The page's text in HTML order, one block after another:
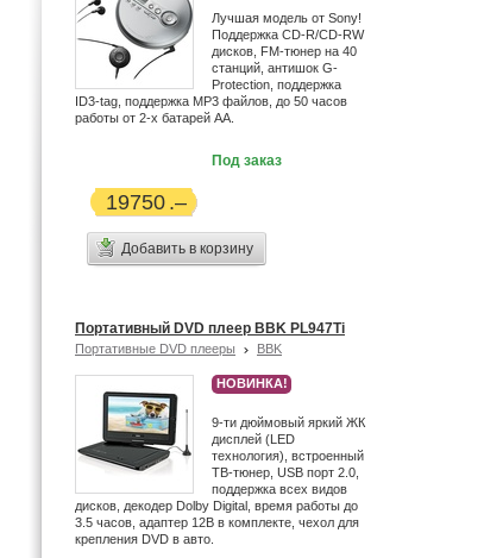
Лучшая модель от Sony!
Поддержка CD-R/CD-RW
дисков, FM-тюнер на 40
станций, антишок G-
Protection, поддержка
ID3-tag, поддержка MP3 файлов, до 50 часов
работы от 2-х батарей АА.
Под заказ
19750
Добавить в корзину
Портативный DVD плеер BBK PL947Ti
Портативные DVD плееры BBK
НОВИНКА!
9-ти дюймовый яркий ЖК
дисплей (LED
технология), встроенный
ТВ-тюнер, USB порт 2.0,
поддержка всех видов
дисков, декодер Dolby Digital, время работы до
3.5 часов, адаптер 12В в комплекте, чехол для
крепления DVD в авто.